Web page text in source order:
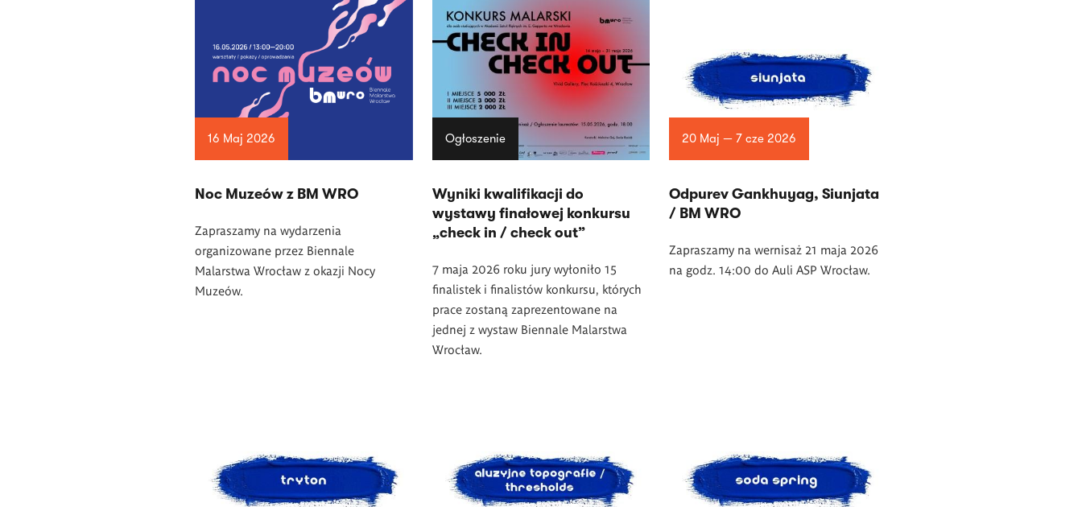
16 Maj 2026
Noc Muzeów z BM WRO
Zapraszamy na wydarzenia
organizowane przez Biennale
Malarstwa Wrocław z okazji Nocy
Muzeów.
Ogłoszenie
Wyniki kwalifikacji do
wystawy finałowej konkursu
„check in / check out”
7 maja 2026 roku jury wyłoniło 15
finalistek i finalistów konkursu, których
prace zostaną zaprezentowane na
jednej z wystaw Biennale Malarstwa
Wrocław.
20 Maj — 7 cze 2026
Odpurev Gankhuyag, Siunjata
/ BM WRO
Zapraszamy na wernisaż 21 maja 2026
na godz. 14:00 do Auli ASP Wrocław.